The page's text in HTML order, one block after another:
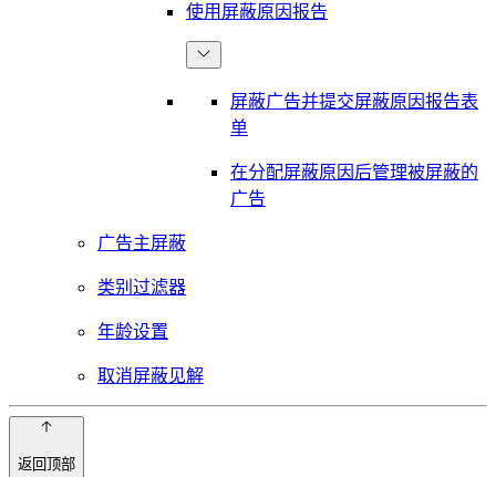
使用屏蔽原因报告
屏蔽广告并提交屏蔽原因报告表
单
在分配屏蔽原因后管理被屏蔽的
广告
广告主屏蔽
类别过滤器
年龄设置
取消屏蔽见解
返回顶部